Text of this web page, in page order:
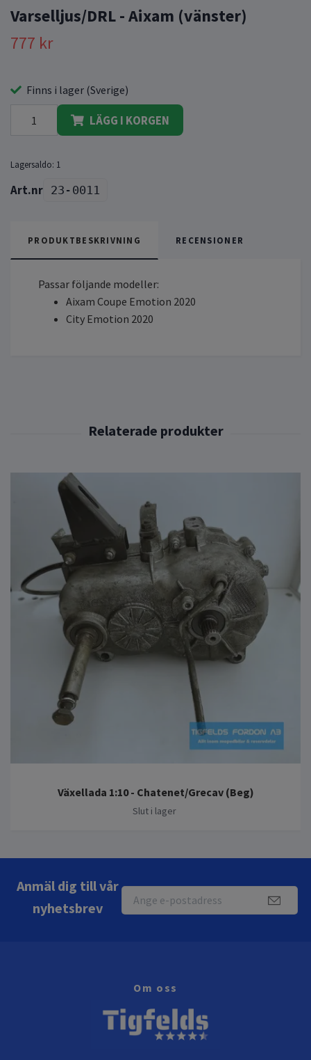
Varselljus/DRL - Aixam (vänster)
777 kr
Finns i lager (Sverige)
LÄGG I KORGEN
Lagersaldo: 1
23-0011
PRODUKTBESKRIVNING RECENSIONER
Passar följande modeller:
Aixam Coupe Emotion 2020
City Emotion 2020
Växellada 1:10 - Chatenet/Grecav (Beg)
Slut i lager
Anmäl dig till vår
nyhetsbrev
Om oss